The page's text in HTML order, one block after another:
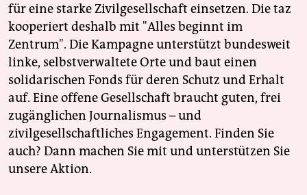
für eine starke Zivilgesellschaft einsetzen. Die taz
kooperiert deshalb mit "Alles beginnt im
Zentrum". Die Kampagne unterstützt bundesweit
linke, selbstverwaltete Orte und baut einen
solidarischen Fonds für deren Schutz und Erhalt
auf. Eine offene Gesellschaft braucht guten, frei
zugänglichen Journalismus – und
zivilgesellschaftliches Engagement. Finden Sie
auch? Dann machen Sie mit und unterstützen Sie
unsere Aktion.